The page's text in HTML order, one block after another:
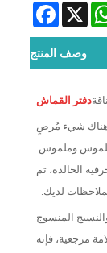
Facebook X
وصف المنتج
دفتر القماش
هناك شيء مُرضٍ
ملموس وملموس.
الخالدة، تم
لديك.
المنسوج
مرجعية، فإنه